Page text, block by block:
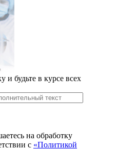
будьте в курсе всех
на обработку
с «Политикой